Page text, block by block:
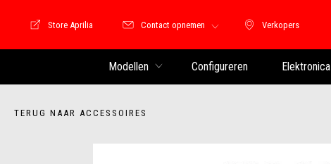
Verkopers
Verkopers
Store Motoguzzi
Store Aprilia Contact opnemen
Modellen Configureren Elektronica
TERUG NAAR ACCESSOIRES